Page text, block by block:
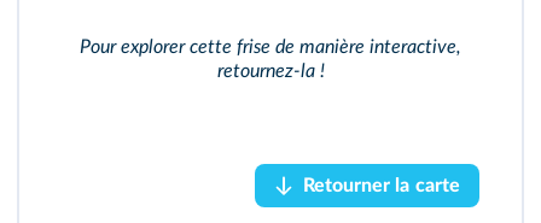
Pour explorer cette frise de manière interactive,
retournez‑la !
Retourner la carte
□ Cyrano de Bergerac
Retourner la carte